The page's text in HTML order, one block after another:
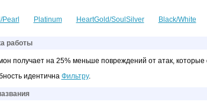
Pearl Platinum HeartGold/SoulSilver Black/White
работы
получает на 25% меньше повреждений от атак,
идентична Фильтру.